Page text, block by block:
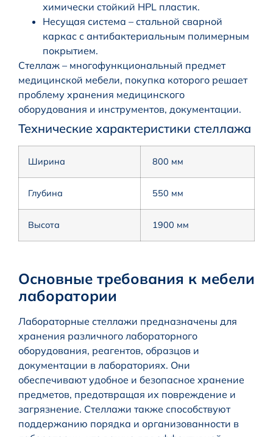
химически стойкий HPL пластик.
Несущая система – стальной сварной
каркас с антибактериальным полимерным
покрытием.
Стеллаж – многофункциональный предмет
медицинской мебели, покупка которого решает
проблему хранения медицинского
оборудования и инструментов, документации.
Технические характеристики стеллажа
Ширина 800 мм
Глубина 550 мм
Высота 1900 мм
Основные требования к мебели
лаборатории
Лабораторные стеллажи предназначены для
хранения различного лабораторного
оборудования, реагентов, образцов и
документации в лабораториях. Они
обеспечивают удобное и безопасное хранение
предметов, предотвращая их повреждение и
загрязнение. Стеллажи также способствуют
поддержанию порядка и организованности в